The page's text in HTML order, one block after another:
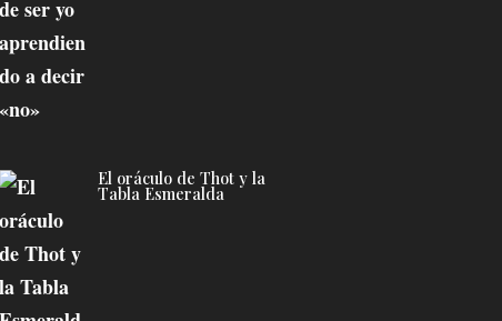
El oráculo de Thot y la
Tabla Esmeralda